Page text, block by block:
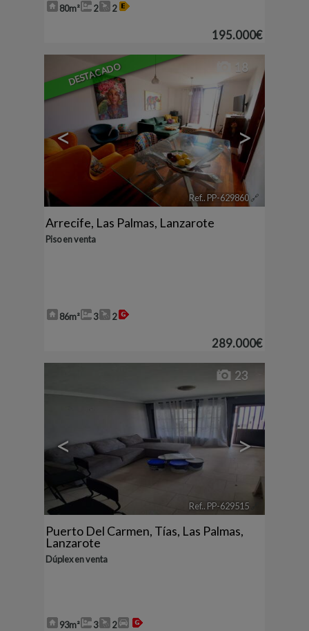
80m² 2 2
195.000€
DESTACADO
< >
18
Ref.. PP-629860🔗
Arrecife, Las Palmas, Lanzarote
Piso en venta
86m² 3 2
289.000€
< >
23
Ref.. PP-629515
Puerto Del Carmen, Tías, Las Palmas,
Lanzarote
Dúplex en venta
93m² 3 2